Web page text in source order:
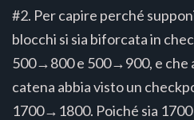
#2. Per capire perché
blocchi si sia biforcata in
500→800 e 500→900, e che
catena abbia visto un
1700→1800. Poiché sia